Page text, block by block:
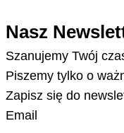
Nasz
Szanujemy Twój
Piszemy tylko o
Zapisz się do
Email